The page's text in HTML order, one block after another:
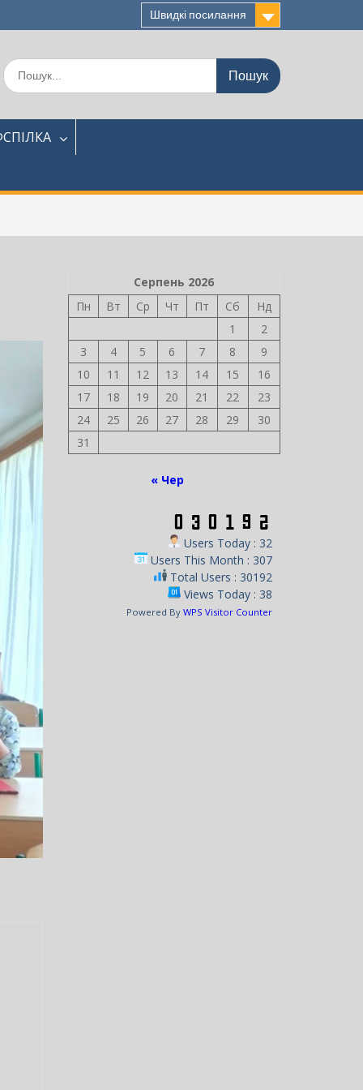
Швидкі посилання
Шукати:
Серпень 2026
Пн
Вт Ср Чт Пт Сб
Нд
1
2
3
4 5 6 7 8
9
10
11 12 13 14 15
16
17
18 19 20 21 22
23
24
25 26 27 28 29
30
31
« Чер
Users Today : 32
Users This Month : 307
Total Users : 30192
Views Today : 38
Powered By WPS Visitor Counter